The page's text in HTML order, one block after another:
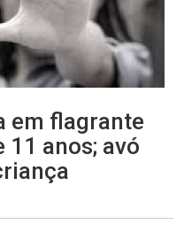
em flagrante
anos; avó